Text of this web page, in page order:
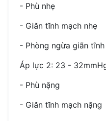
- Phù nhẹ
- Giãn tĩnh mạch nhẹ
- Phòng ngừa giãn
Áp lực 2: 23 -
- Phù nặng
- Giãn tĩnh mạch nặng